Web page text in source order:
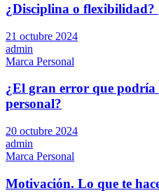
¿Disciplina o flexibilidad?
21 octubre 2024
admin
Marca Personal
¿El gran error que
personal?
20 octubre 2024
admin
Marca Personal
Motivación. Lo que te